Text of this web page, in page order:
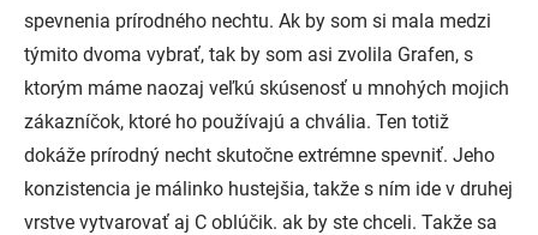
spevnenia prírodného nechtu. Ak by som si mala medzi
týmito dvoma vybrať, tak by som asi zvolila Grafen, s
ktorým máme naozaj veľkú skúsenosť u mnohých mojich
zákazníčok, ktoré ho používajú a chvália. Ten totiž
dokáže prírodný necht skutočne extrémne spevniť. Jeho
konzistencia je málinko hustejšia, takže s ním ide v druhej
vrstve vytvarovať aj C oblúčik. ak by ste chceli. Takže sa